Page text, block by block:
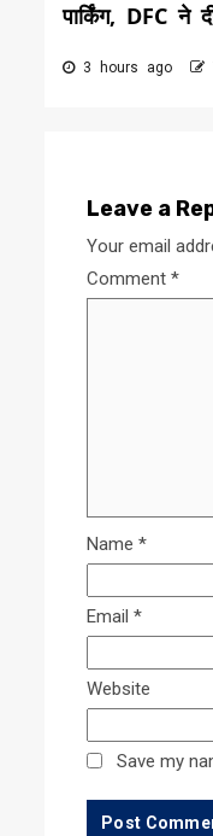
पार्किंग, DFC ने
3 hours ago
Leave a
Your email
Comment *
Name *
Email *
Website
Save my